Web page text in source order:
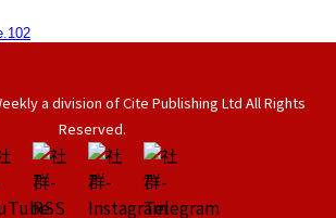
a division of Cite Publishing Ltd All Rights
Reserved.